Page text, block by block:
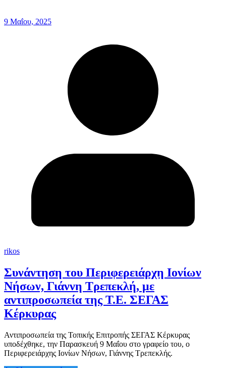
9 Μαΐου, 2025
rikos
Συνάντηση του Περιφερειάρχη Ιονίων
Νήσων, Γιάννη Τρεπεκλή, με
αντιπροσωπεία της Τ.Ε. ΣΕΓΑΣ
Κέρκυρας
Αντιπροσωπεία της Τοπικής Επιτροπής ΣΕΓΑΣ Κέρκυρας
υποδέχθηκε, την Παρασκευή 9 Μαΐου στο γραφείο του, ο
Περιφερειάρχης Ιονίων Νήσων, Γιάννης Τρεπεκλής.